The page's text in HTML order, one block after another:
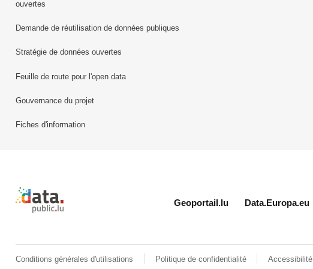
ouvertes
Demande de réutilisation de données publiques
Stratégie de données ouvertes
Feuille de route pour l'open data
Gouvernance du projet
Fiches d'information
Retour à l'accueil de data.public.lu
Geoportail.lu Data.Europa.eu
Conditions générales d'utilisations Politique de confidentialité Accessibilité